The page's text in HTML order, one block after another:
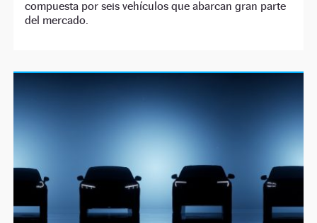
compuesta por seis vehículos que abarcan gran parte
del mercado.